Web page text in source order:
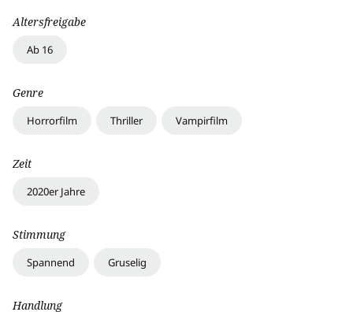
Altersfreigabe
Ab 16
Genre
Horrorfilm Thriller Vampirfilm
Zeit
2020er Jahre
Stimmung
Spannend Gruselig
Handlung